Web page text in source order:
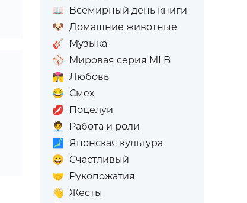
📖 Всемирный день книги
🐶 Домашние животные
🎸 Музыка
⚾ Мировая серия MLB
👩‍❤️‍💋‍👨 Любовь
😂 Смех
💋 Поцелуи
🧑‍💼
Работа и роли
🗾
Японская культура
😄 Счастливый
🤝 Рукопожатия
👋 Жесты